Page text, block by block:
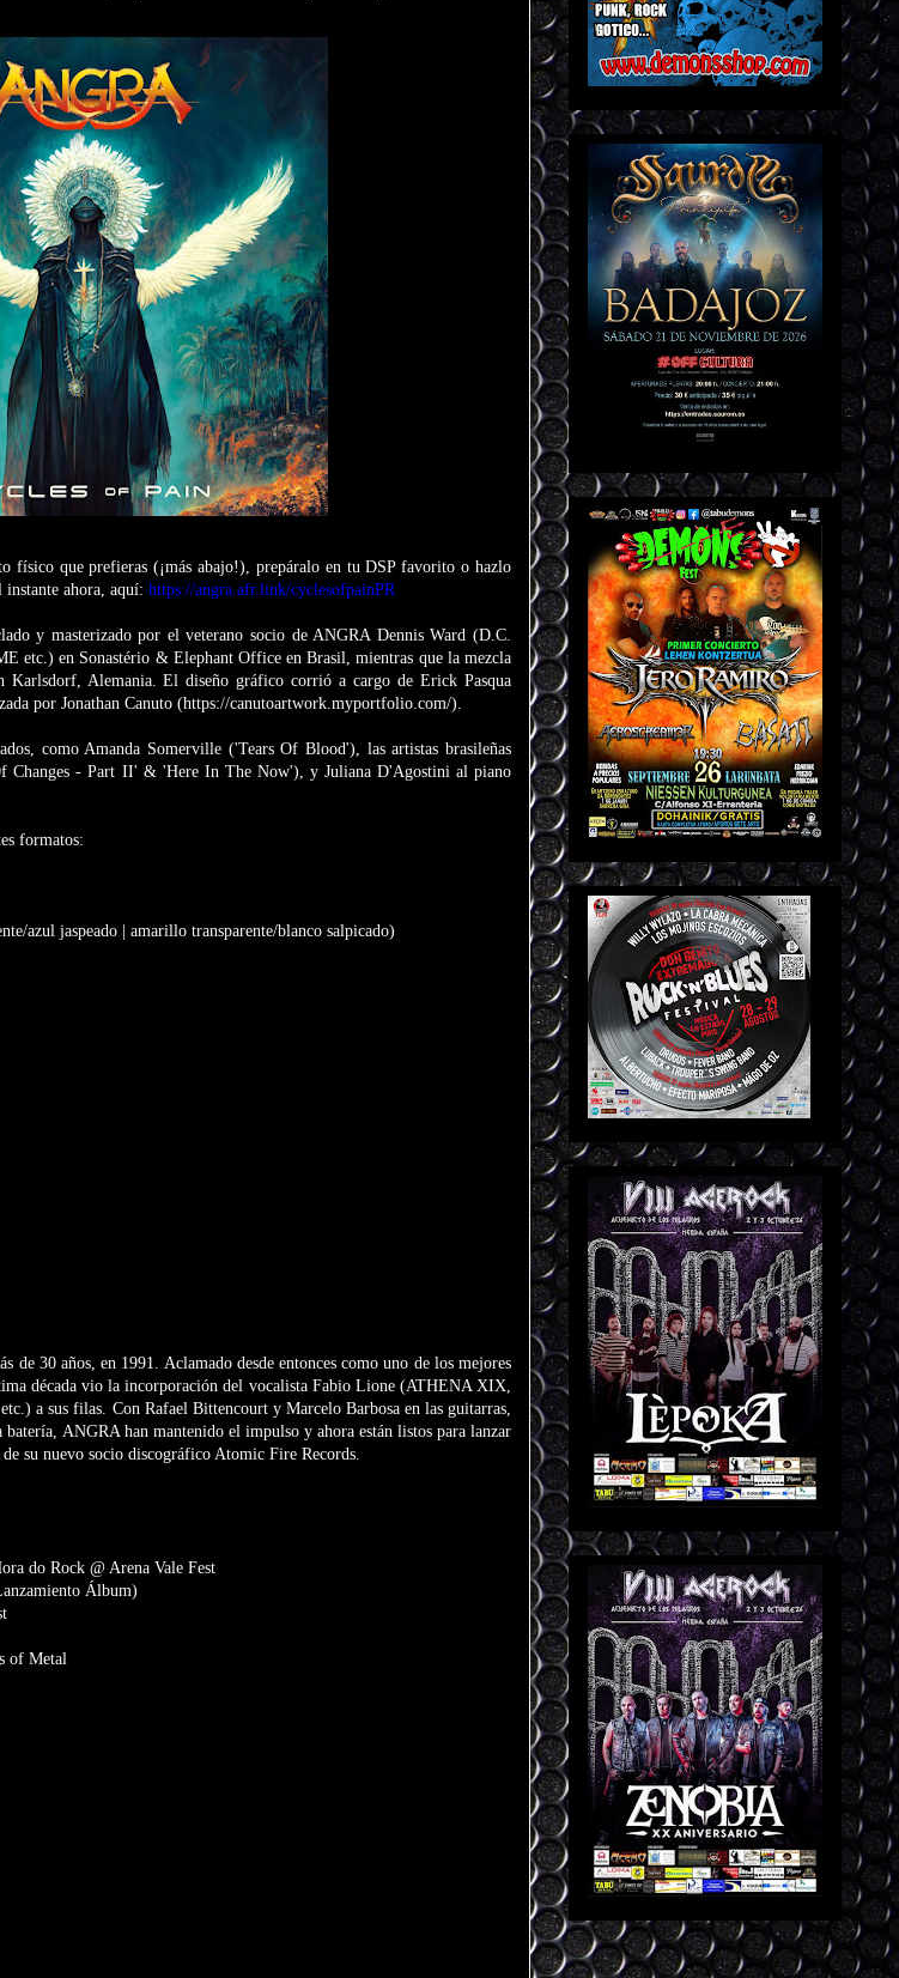
físico que prefieras (¡más abajo!), prepáralo en tu DSP favorito o hazlo
ahora, aquí: https://angra.afr.link/cyclesofpainPR
y masterizado por el veterano socio de ANGRA Dennis Ward (D.C.
etc.) en Sonastério & Elephant Office en Brasil, mientras que la mezcla
Karlsdorf, Alemania. El diseño gráfico corrió a cargo de Erick Pasqua
por Jonathan Canuto (https://canutoartwork.myportfolio.com/).
como Amanda Somerville ('Tears Of Blood'), las artistas brasileñas
Changes - Part II' & 'Here In The Now'), y Juliana D'Agostini al piano
formatos:
azul jaspeado | amarillo transparente/blanco salpicado)
de 30 años, en 1991. Aclamado desde entonces como uno de los mejores
década vio la incorporación del vocalista Fabio Lione (ATHENA XIX,
a sus filas. Con Rafael Bittencourt y Marcelo Barbosa en las guitarras,
ANGRA han mantenido el impulso y ahora están listos para lanzar
su nuevo socio discográfico Atomic Fire Records.
do Rock @ Arena Vale Fest
Álbum)
of Metal